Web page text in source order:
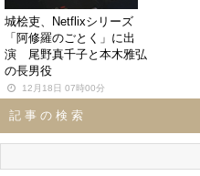
城桧吏、Netflixシリーズ
「阿修羅のごとく」に出
演 尾野真千子と本木雅弘
の長男役
12月18日 07時00分
記事の検索